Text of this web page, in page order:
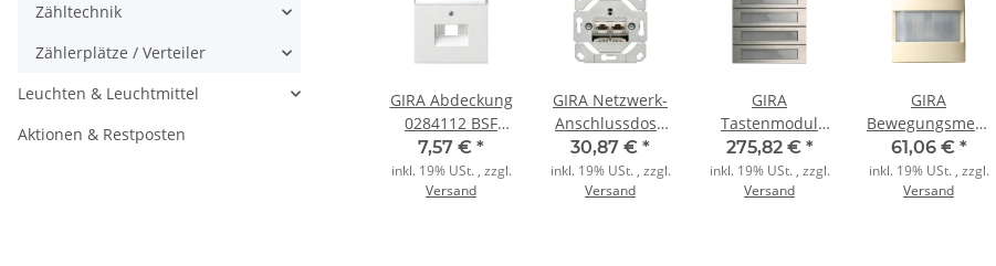
*
Busch-Jaeger
1743-885
9,10 €*
Busch-Jaeger
GIRA Abdeckung
0284112 BSF
UAE /IAE (ISDN)
Fläche rw
7,57 € *
inkl. 19% USt. , zzgl.
Versand
GIRA Netzwerk-
Anschlussdose
245200 Einsatz
2fach Cat.6A
Schneidklemm
30,87 € *
inkl. 19% USt. , zzgl.
Versand
GIRA
Tastenmodul
5534920 4fach
System 106
Edelstahl
275,82 € *
inkl. 19% USt. , zzgl.
Versand
GIRA
Bewegungsmelder
537301 1,10m
Standard
cremeweiss
61,06 € *
inkl. 19% USt. , zzgl.
Versand
Zähltechnik
Zählerplätze / Verteiler
Leuchten & Leuchtmittel
Aktionen & Restposten